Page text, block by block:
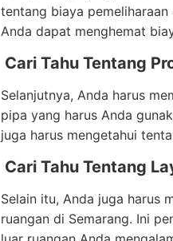
tentang biaya
Anda dapat menghemat
Cari Tahu Tentang
Selanjutnya, Anda harus
pipa yang harus Anda
juga harus mengetahui
Cari Tahu Tentang
Selain itu, Anda juga harus
ruangan di Semarang. Ini